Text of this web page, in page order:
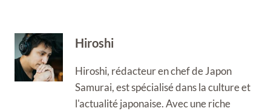
Hiroshi
Hiroshi, rédacteur en chef de Japon
Samurai, est spécialisé dans la culture et
l'actualité japonaise. Avec une riche